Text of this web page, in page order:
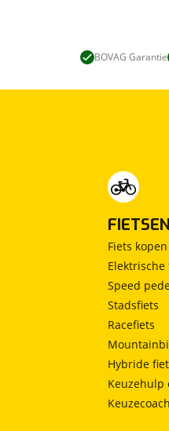
BOVAG Garantie
FIETSEN
Fiets kopen
Elektrische
Speed
Stadsfiets
Racefiets
Hybride
Keuzehulp
Keuzecoach